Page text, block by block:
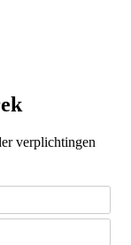
verplichtingen